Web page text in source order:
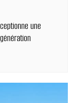
une